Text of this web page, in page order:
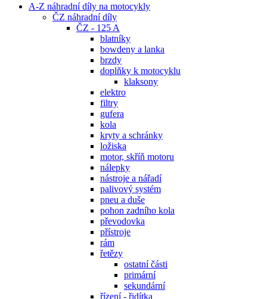
A-Z náhradní díly na motocykly
ČZ náhradní díly
ČZ - 125 A
blatníky
bowdeny a lanka
brzdy
doplňky k motocyklu
klaksony
elektro
filtry
gufera
kola
kryty a schránky
ložiska
motor, skříň motoru
nálepky
nástroje a nářadí
palivový systém
pneu a duše
pohon zadního kola
převodovka
přístroje
rám
řetězy
ostatní části
primární
sekundární
řízení - řidítka